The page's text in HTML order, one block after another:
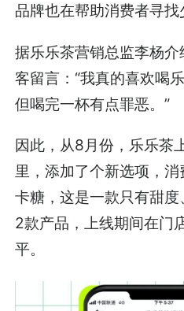
品牌也在帮助消费者寻找
据乐乐茶营销总监李杨
客留言：“我真的喜欢喝
但喝完一杯有点罪恶。”
因此，从8月份，乐乐茶
里，添加了个新选项，
卡糖，这是一款只有甜
2款产品，上线期间在门
平。